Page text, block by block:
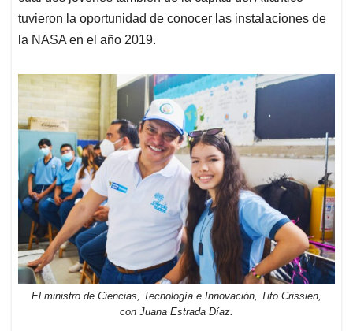
tuvieron la oportunidad de conocer las instalaciones de
la NASA en el año 2019.
El ministro de Ciencias, Tecnología e Innovación, Tito Crissien,
con Juana Estrada Díaz.